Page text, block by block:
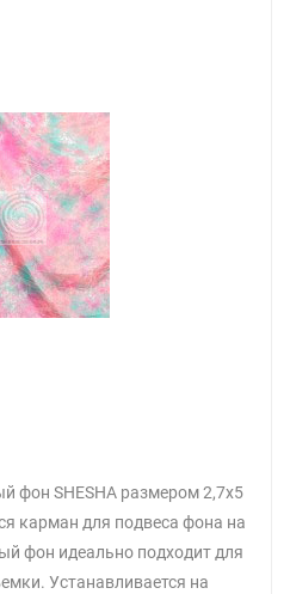
фон SHESHA размером 2,7х5
карман для подвеса фона на
фон идеально подходит для
Устанавливается на